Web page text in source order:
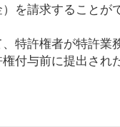
を請求することが
特許権者が特許業
付与前に提出され